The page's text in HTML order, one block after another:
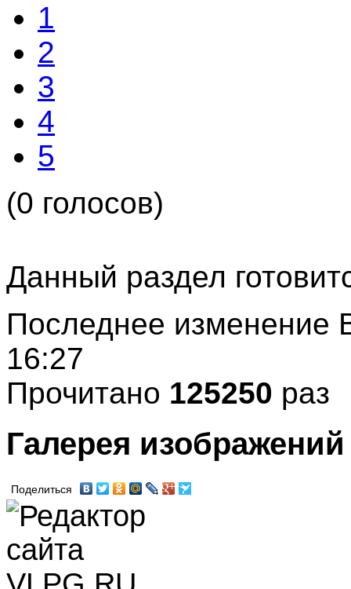
1
2
3
4
5
(0 голосов)
Данный раздел
Последнее изменение
16:27
Прочитано 125250 раз
Галерея изображений
Поделиться